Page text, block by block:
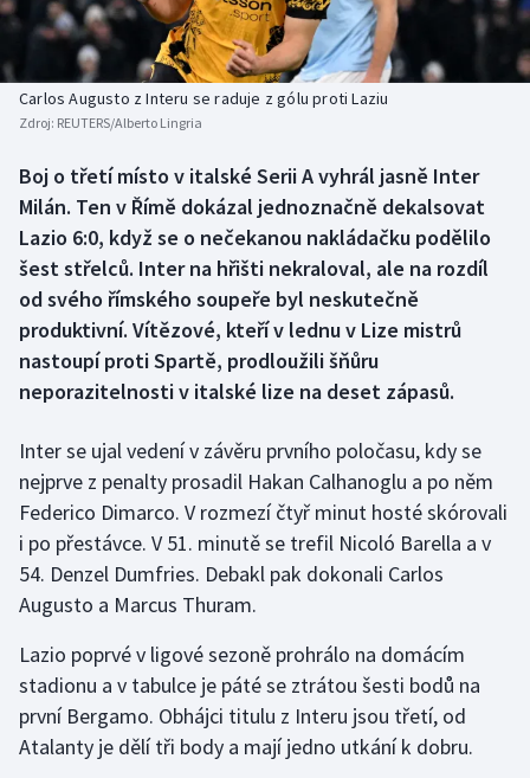
Baseball a softbal
Basketbal
Biatlon
Boby a skeleton
Box
Curling
Dostihy
Futsal
Golf
Gymnastika
Házená
Jezdectví
Judo
Soutěže
Historické návraty
Aplikace ČT sport
AZ kvíz
Carlos Augusto z Interu se raduje z gólu proti Laziu
Zdroj: REUTERS/Alberto Lingria
Boj o třetí místo v italské Serii A vyhrál jasně Inter
Milán. Ten v Římě dokázal jednoznačně dekalsovat
Lazio 6:0, když se o nečekanou nakládačku podělilo
šest střelců. Inter na hřišti nekraloval, ale na rozdíl
od svého římského soupeře byl neskutečně
produktivní. Vítězové, kteří v lednu v Lize mistrů
nastoupí proti Spartě, prodloužili šňůru
neporazitelnosti v italské lize na deset zápasů.
Inter se ujal vedení v závěru prvního poločasu, kdy se
nejprve z penalty prosadil Hakan Calhanoglu a po něm
Federico Dimarco. V rozmezí čtyř minut hosté skórovali
i po přestávce. V 51. minutě se trefil Nicoló Barella a v
54. Denzel Dumfries. Debakl pak dokonali Carlos
Augusto a Marcus Thuram.
Lazio poprvé v ligové sezoně prohrálo na domácím
stadionu a v tabulce je páté se ztrátou šesti bodů na
první Bergamo. Obhájci titulu z Interu jsou třetí, od
Atalanty je dělí tři body a mají jedno utkání k dobru.